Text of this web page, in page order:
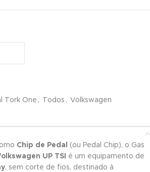
Tork One , Todos , Volkswagen
Chip de Pedal
(ou Pedal Chip), o Gas
UP TSI
é um equipamento de
, sem corte de fios, destinado à